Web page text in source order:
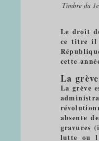
Timbre du
Le droit
ce titre il
cette
La
La grève
absente
gravures
lutte ou